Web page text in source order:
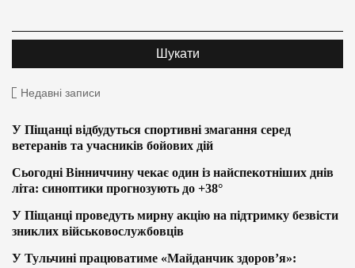
Недавні записи
У Піщанці відбудуться спортивні змагання серед
ветеранів та учасників бойових дій
Сьогодні Вінниччину чекає один із найспекотніших днів
літа: синоптики прогнозують до +38°
У Піщанці проведуть мирну акцію на підтримку безвісти
зниклих військовослужбовців
У Тульчині працюватиме «Майданчик здоров’я»: